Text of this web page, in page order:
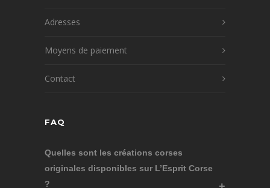
Adresses
Moyens de paiement
Contact
FAQ
Quelles sont les créations corses
originales disponibles sur L’Esprit Corse
?